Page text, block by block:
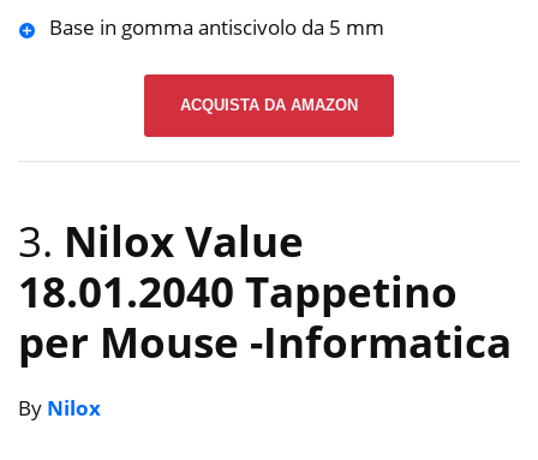
Base in gomma antiscivolo da 5 mm
ACQUISTA DA AMAZON
3. Nilox Value
18.01.2040 Tappetino
per Mouse -Informatica
By Nilox